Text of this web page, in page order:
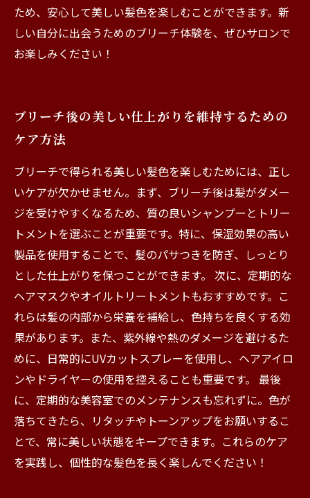
ため、安心して美しい髪色を楽しむことができます。新
しい自分に出会うためのブリーチ体験を、ぜひサロンで
お楽しみください！
ブリーチ後の美しい仕上がりを維持するための
ケア方法
ブリーチで得られる美しい髪色を楽しむためには、正し
いケアが欠かせません。まず、ブリーチ後は髪がダメー
ジを受けやすくなるため、質の良いシャンプーとトリー
トメントを選ぶことが重要です。特に、保湿効果の高い
製品を使用することで、髪のパサつきを防ぎ、しっとり
とした仕上がりを保つことができます。 次に、定期的な
ヘアマスクやオイルトリートメントもおすすめです。こ
れらは髪の内部から栄養を補給し、色持ちを良くする効
果があります。また、紫外線や熱のダメージを避けるた
めに、日常的にUVカットスプレーを使用し、ヘアアイロ
ンやドライヤーの使用を控えることも重要です。 最後
に、定期的な美容室でのメンテナンスも忘れずに。色が
落ちてきたら、リタッチやトーンアップをお願いするこ
とで、常に美しい状態をキープできます。これらのケア
を実践し、個性的な髪色を長く楽しんでください！